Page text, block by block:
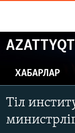
Skip
to
content
to
main
ЖАҢАЛЫҚТАР
САЯСАТ
ҚАҢТАР
АДАМ
ХАБАРЛАР
Тіл